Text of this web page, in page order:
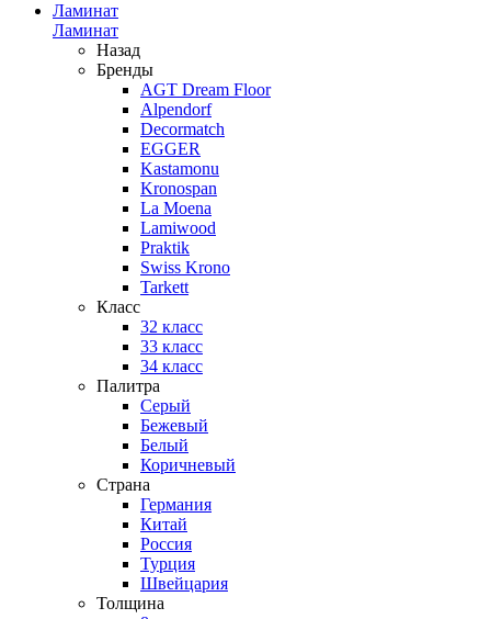
Ламинат
Ламинат
Назад
Бренды
AGT Dream Floor
Alpendorf
Decormatch
EGGER
Kastamonu
Kronospan
La Moena
Lamiwood
Praktik
Swiss Krono
Tarkett
Класс
32 класс
33 класс
34 класс
Палитра
Серый
Бежевый
Белый
Коричневый
Страна
Германия
Китай
Россия
Турция
Швейцария
Толщина